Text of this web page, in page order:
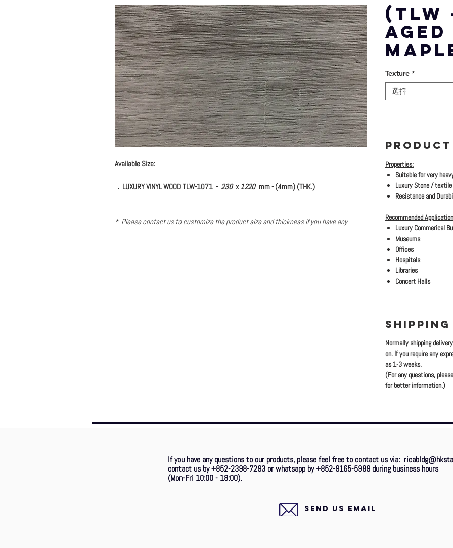
Available Size:
．LUXURY VINYL WOODTLW-1071 - 230x1220mm - (4mm) (THK.)
* Please contact us to customize the product size and thickness if you have any
(TLW
AGED
Texture *
選擇
Properties:
Suitable for very
Luxury Stone /
Resistance and
Recommended
Luxury Commerical
Museums
Offices
Hospitals
Libraries
Concert Halls
SHIPPING
Normally shipping
on. If you require any
as 1-3 weeks.
(For any questions,
for better information.)
If you have any questions to our products, please feel free to contact us via:
contact us by +852-2398-7293 or whatsapp by +852-9165-5989 during business hours
(Mon-Fri 10:00 - 18:00).
SEND US EMAIL